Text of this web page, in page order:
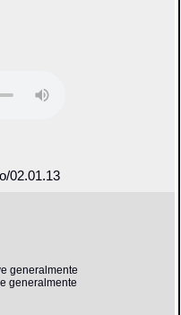
02.01.13
generalmente
generalmente